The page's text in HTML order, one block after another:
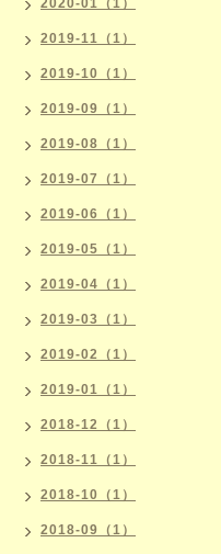
2019-11（1）
2019-10（1）
2019-09（1）
2019-08（1）
2019-07（1）
2019-06（1）
2019-05（1）
2019-04（1）
2019-03（1）
2019-02（1）
2019-01（1）
2018-12（1）
2018-11（1）
2018-10（1）
2018-09（1）